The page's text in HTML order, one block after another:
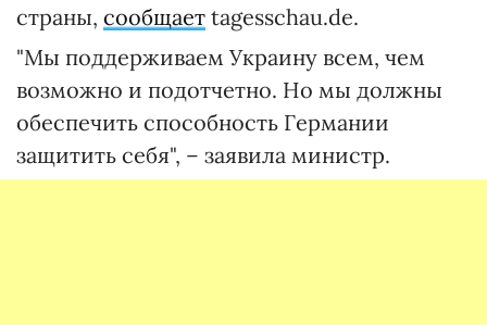
страны, сообщает tagesschau.de.
"Мы поддерживаем Украину всем, чем
возможно и подотчетно. Но мы должны
обеспечить способность Германии
защитить себя", – заявила министр.